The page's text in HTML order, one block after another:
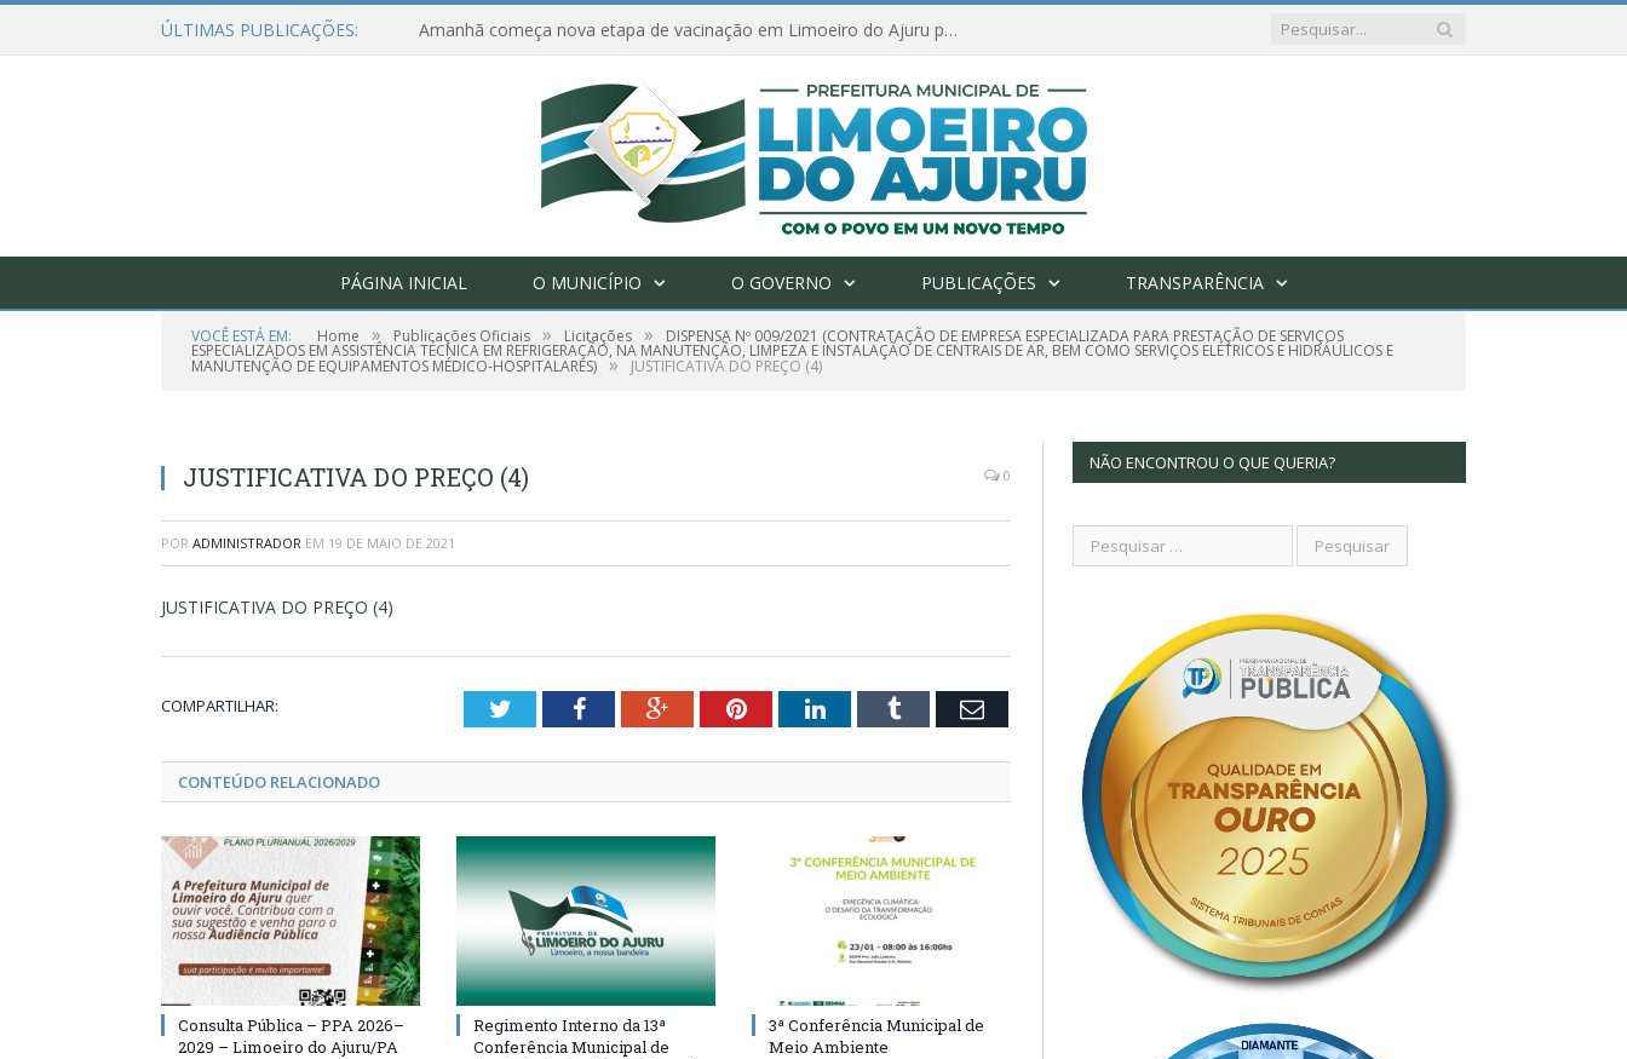
ÚLTIMAS PUBLICAÇÕES: Amanhã começa nova etapa de vacinação em Limoeiro do Ajuru para idosos com 65 ou mais
PÁGINA INICIAL O MUNICÍPIO O GOVERNO PUBLICAÇÕES TRANSPARÊNCIA
VOCÊ ESTÁ EM: Home » Publicações Oficiais » Licitações » DISPENSA Nº 009/2021 (CONTRATAÇÃO DE EMPRESA ESPECIALIZADA PARA PRESTAÇÃO DE SERVIÇOS
ESPECIALIZADOS EM ASSISTÊNCIA TÉCNICA EM REFRIGERAÇÃO, NA MANUTENÇÃO, LIMPEZA E INSTALAÇÃO DE CENTRAIS DE AR, BEM COMO SERVIÇOS ELÉTRICOS E HIDRÁULICOS E
MANUTENÇÃO DE EQUIPAMENTOS MÉDICO-HOSPITALARES) » JUSTIFICATIVA DO PREÇO (4)
JUSTIFICATIVA DO PREÇO (4) 0
POR ADMINISTRADOR EM 19 DE MAIO DE 2021
JUSTIFICATIVA DO PREÇO (4)
COMPARTILHAR: TwitterFacebookGoogle+PinterestLinkedInTumblr Email
CONTEÚDO RELACIONADO
Consulta Pública – PPA 2026–
2029 – Limoeiro do Ajuru/PA
Regimento Interno da 13ª
Conferência Municipal de
3ª Conferência Municipal de
Meio Ambiente
NÃO ENCONTROU O QUE QUERIA?